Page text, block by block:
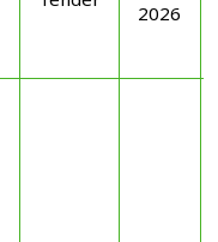
2026